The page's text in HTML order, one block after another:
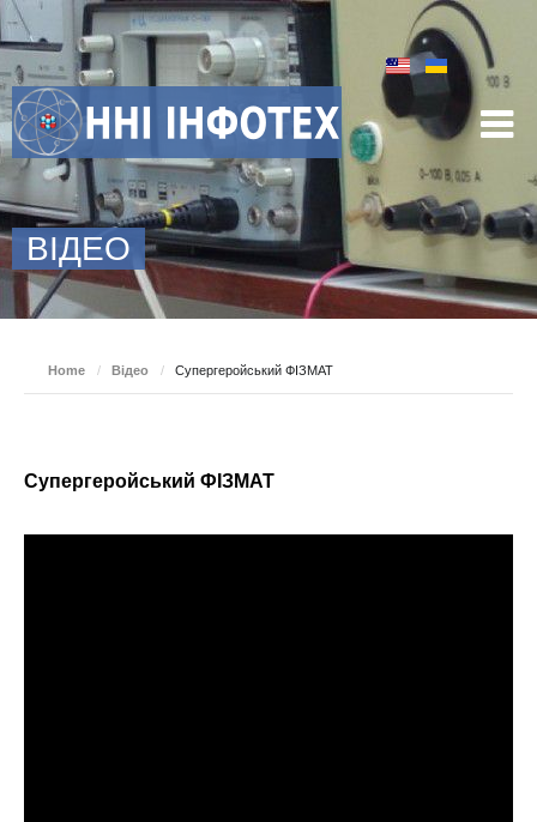
ВІДЕО
Home / Відео / Супергеройський ФІЗМАТ
Супергеройський ФІЗМАТ